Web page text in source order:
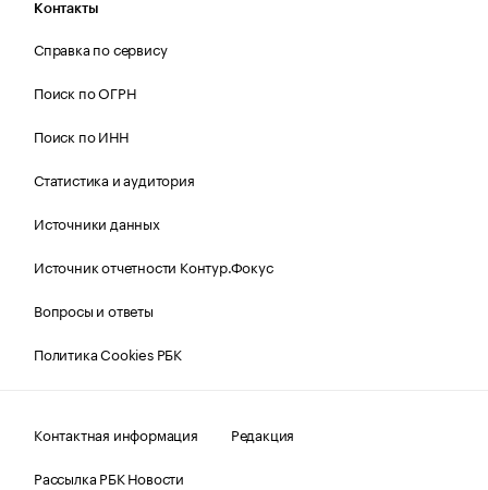
Контакты
Справка по сервису
Поиск по ОГРН
Поиск по ИНН
Статистика и аудитория
Источники данных
Источник отчетности Контур.Фокус
Вопросы и ответы
Политика Cookies РБК
Контактная информация
Редакция
Рассылка РБК Новости